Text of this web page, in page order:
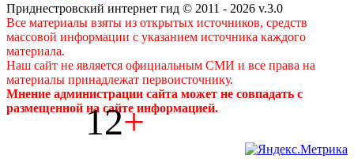
Приднестровский интернет гид © 2011 - 2026 v.3.0
Все материалы взяты из открытых источников, средств
массовой информации с указанием источника каждого
материала.
Наш сайт не является официальным СМИ и все права на
материалы принадлежат первоисточнику.
Мнение администрации сайта может не совпадать с
размещенной на сайте информацией.
12+